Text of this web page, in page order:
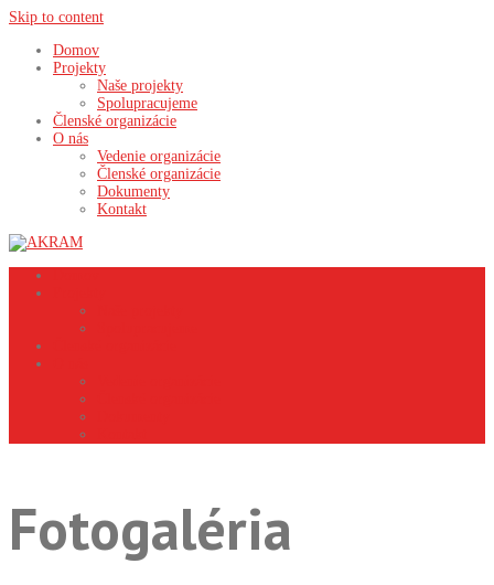
Skip to content
Domov
Projekty
Naše projekty
Spolupracujeme
Členské organizácie
O nás
Vedenie organizácie
Členské organizácie
Dokumenty
Kontakt
Fotogaléria